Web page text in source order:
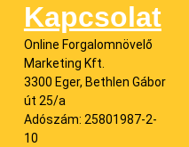
Kapcsolat
Online Forgalomnövelő
Marketing Kft.
3300 Eger, Bethlen Gábor
út 25/a
Adószám: 25801987-2-
10